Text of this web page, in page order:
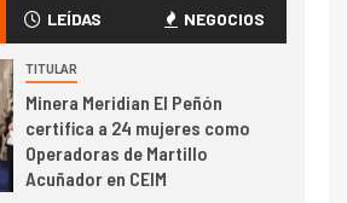
camión 100% eléctrico para
transportar cátodos al Puerto
de San Antonio
I+D
Producción minera en mayo de
2026 cae 10,6%
LEÍDAS NEGOCIOS
TITULAR
Minera Meridian El Peñón
certifica a 24 mujeres como
Operadoras de Martillo
Acuñador en CEIM